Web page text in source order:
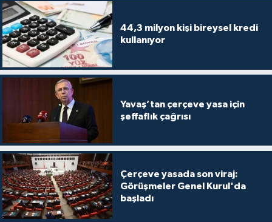
44,3 milyon kişi bireysel kredi
kullanıyor
Yavaş’tan çerçeve yasa için
şeffaflık çağrısı
Çerçeve yasada son viraj:
Görüşmeler Genel Kurul'da
başladı